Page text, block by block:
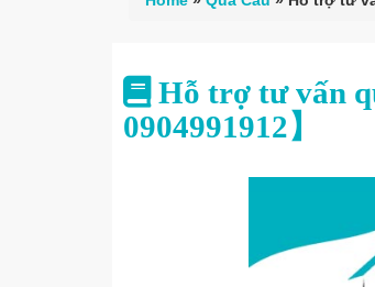
Hỗ trợ tư vấn
0904991912】